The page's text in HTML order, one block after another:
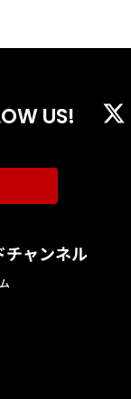
US!
チャンネル